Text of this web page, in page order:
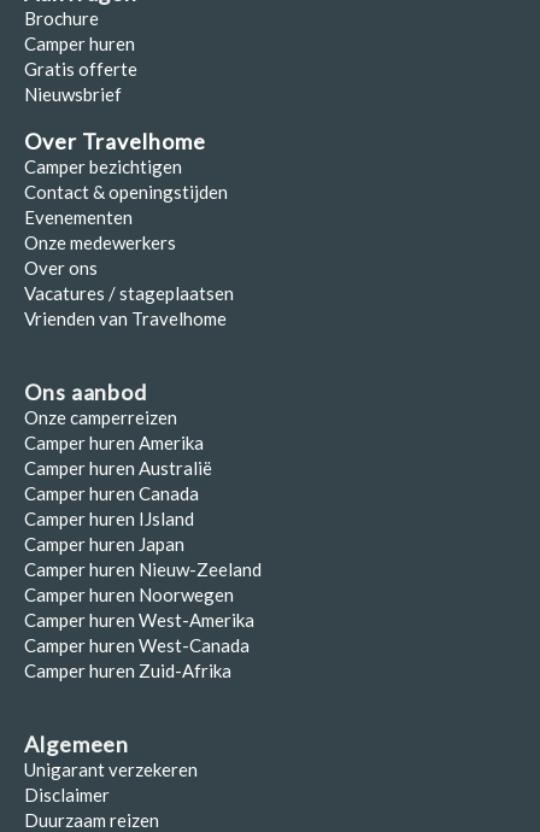
Brochure
Camper huren
Gratis offerte
Nieuwsbrief
Over Travelhome
Camper bezichtigen
Contact & openingstijden
Evenementen
Onze medewerkers
Over ons
Vacatures / stageplaatsen
Vrienden van Travelhome
Ons aanbod
Onze camperreizen
Camper huren Amerika
Camper huren Australië
Camper huren Canada
Camper huren IJsland
Camper huren Japan
Camper huren Nieuw-Zeeland
Camper huren Noorwegen
Camper huren West-Amerika
Camper huren West-Canada
Camper huren Zuid-Afrika
Algemeen
Unigarant verzekeren
Disclaimer
Duurzaam reizen